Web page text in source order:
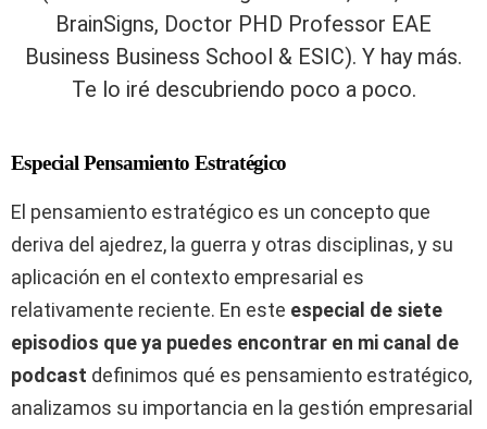
BrainSigns, Doctor PHD Professor EAE
Business Business School & ESIC). Y hay más.
Te lo iré descubriendo poco a poco.
Especial Pensamiento Estratégico
El pensamiento estratégico es un concepto que
deriva del ajedrez, la guerra y otras disciplinas, y su
aplicación en el contexto empresarial es
relativamente reciente. En este especial de siete
episodios que ya puedes encontrar en mi canal de
podcast definimos qué es pensamiento estratégico,
analizamos su importancia en la gestión empresarial